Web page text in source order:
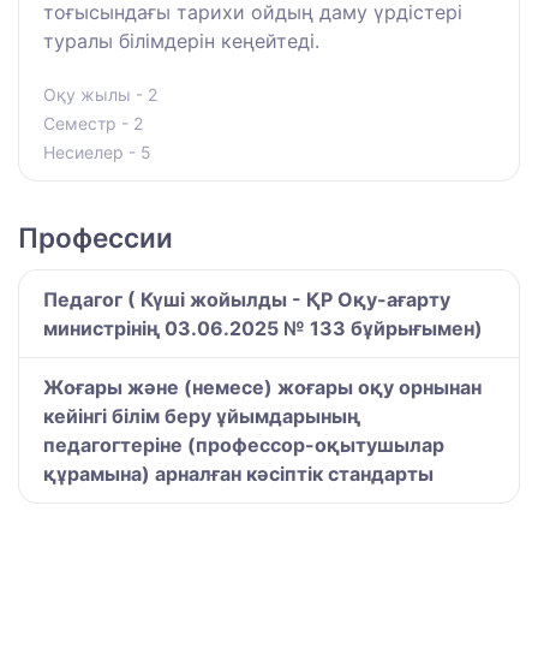
тоғысындағы тарихи ойдың даму үрдістері
туралы білімдерін кеңейтеді.
Оқу жылы - 2
Семестр - 2
Несиелер - 5
Профессии
Педагог ( Күші жойылды - ҚР Оқу-ағарту
министрінің 03.06.2025 № 133 бұйрығымен)
Жоғары және (немесе) жоғары оқу орнынан
кейінгі білім беру ұйымдарының
педагогтеріне (профессор-оқытушылар
құрамына) арналған кәсіптік стандарты